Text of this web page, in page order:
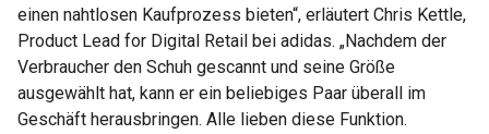
einen nahtlosen Kaufprozess bieten“, erläutert Chris Kettle,
Product Lead for Digital Retail bei adidas. „Nachdem der
Verbraucher den Schuh gescannt und seine Größe
ausgewählt hat, kann er ein beliebiges Paar überall im
Geschäft herausbringen. Alle lieben diese Funktion.